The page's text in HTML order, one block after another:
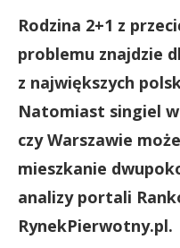
Rodzina 2+1 z
problemu znajdzie
z największych
Natomiast singiel
czy Warszawie
mieszkanie
analizy portali
RynekPierwotny.pl.